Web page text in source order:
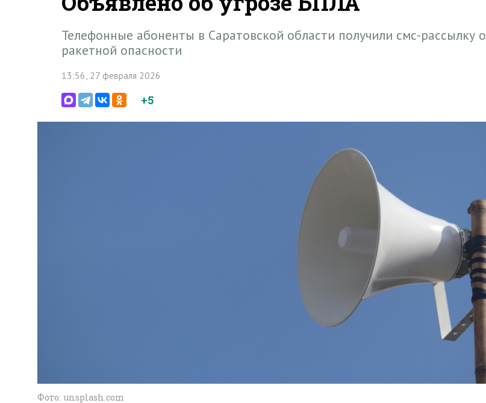
Телефонные абоненты в Саратовской области получили смс-рассылку о
ракетной опасности
13:56, 27 февраля 2026
+5
Фото: unsplash.com